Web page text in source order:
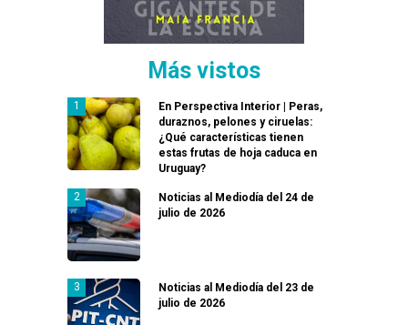
Más vistos
En Perspectiva Interior | Peras,
duraznos, pelones y ciruelas:
¿Qué características tienen
estas frutas de hoja caduca en
Uruguay?
Noticias al Mediodía del 24 de
julio de 2026
Noticias al Mediodía del 23 de
julio de 2026